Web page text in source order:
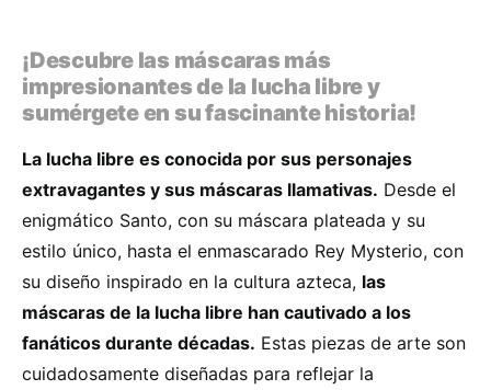
¡Descubre las máscaras más
impresionantes de la lucha libre y
sumérgete en su fascinante historia!
La lucha libre es conocida por sus personajes
extravagantes y sus máscaras llamativas. Desde el
enigmático Santo, con su máscara plateada y su
estilo único, hasta el enmascarado Rey Mysterio, con
su diseño inspirado en la cultura azteca, las
máscaras de la lucha libre han cautivado a los
fanáticos durante décadas. Estas piezas de arte son
cuidadosamente diseñadas para reflejar la